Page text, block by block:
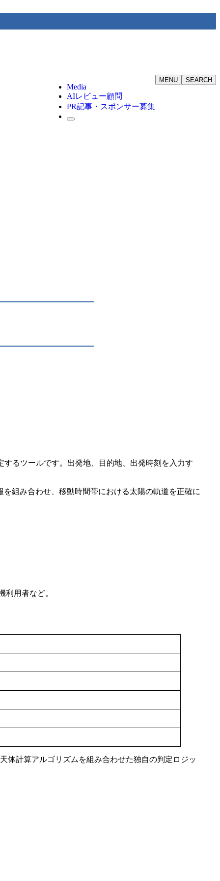
Media
AIレビュー顧問
PR記事・スポンサー募集
SEARCH
MENU
るツールです。出発地、目的地、出発時刻を入力す
組み合わせ、移動時間帯における太陽の軌道を正確に
用者など。
体計算アルゴリズムを組み合わせた独自の判定ロジッ